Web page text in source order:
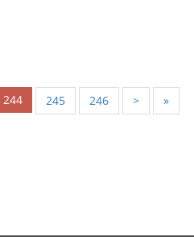
244 245 246 > »